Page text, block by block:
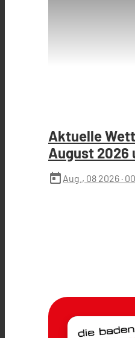
Aktuelle
August 2026
today Aug., 08 2026 ·